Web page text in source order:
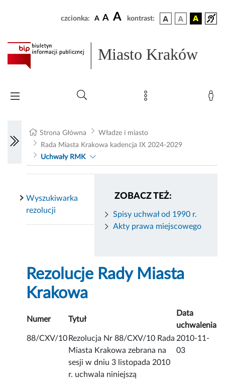
czcionka: A A A kontrast:
Miasto Kraków
Strona Główna
Władze i miasto
Rada Miasta Krakowa kadencja IX 2024-2029
Uchwały RMK
ZOBACZ TEŻ:
Spisy uchwał od 1990 r.
Akty prawa miejscowego
Wyszukiwarka
rezolucji
Rezolucje Rady Miasta
Krakowa
Numer Tytuł
Data
uchwalenia
88/CXV/10 Rezolucja Nr 88/CXV/10 Rada
Miasta Krakowa zebrana na
sesji w dniu 3 listopada 2010
r. uchwala niniejszą
2010-11-
03